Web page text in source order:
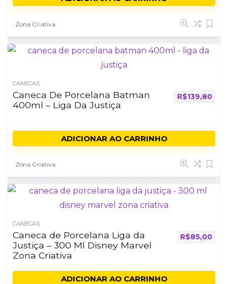
Zona Criativa
CANECAS
Caneca De Porcelana Batman
400ml – Liga Da Justiça
R$139,80
ADICIONAR AO CARRINHO
Zona Criativa
CANECAS
Caneca de Porcelana Liga da
Justiça – 300 Ml Disney Marvel
Zona Criativa
R$85,00
ADICIONAR AO CARRINHO